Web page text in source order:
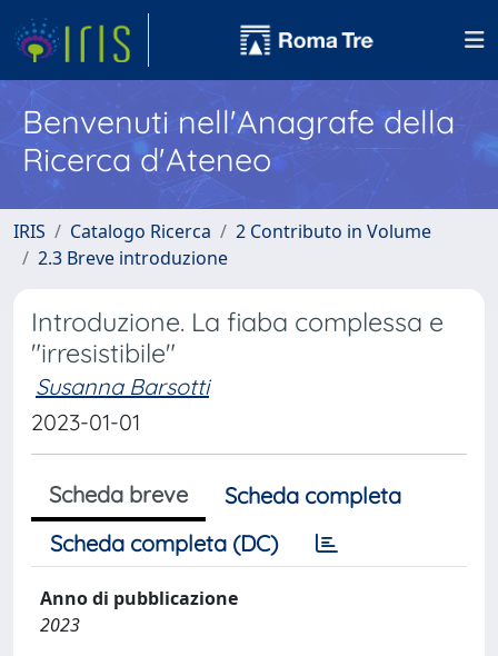
Benvenuti nell'Anagrafe della
Ricerca d'Ateneo
IRIS Catalogo Ricerca
2 Contributo in Volume
2.3 Breve introduzione
Introduzione. La fiaba complessa e
"irresistibile"
Susanna Barsotti
2023-01-01
Scheda breve
Scheda completa
Scheda completa (DC)
Anno di pubblicazione
2023